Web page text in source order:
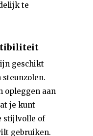
te
geschikt
opleggen aan
je kunt
stijlvolle of
gebruiken.